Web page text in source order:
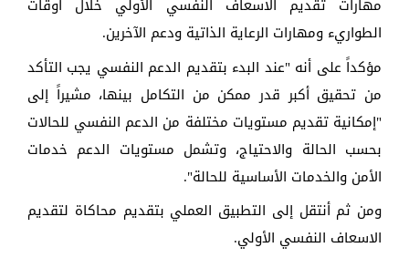
مهارات تقديم الاسعاف النفسي الأولي خلال أوقات
الطواريء ومهارات الرعاية الذاتية ودعم الآخرين.
مؤكداً على أنه "عند البدء بتقديم الدعم النفسي يجب التأكد
من تحقيق أكبر قدر ممكن من التكامل بينها، مشيراً إلى
"إمكانية تقديم مستويات مختلفة من الدعم النفسي للحالات
بحسب الحالة والاحتياج، وتشمل مستويات الدعم خدمات
الأمن والخدمات الأساسية للحالة".
ومن ثم أنتقل إلى التطبيق العملي بتقديم محاكاة لتقديم
الاسعاف النفسي الأولي.